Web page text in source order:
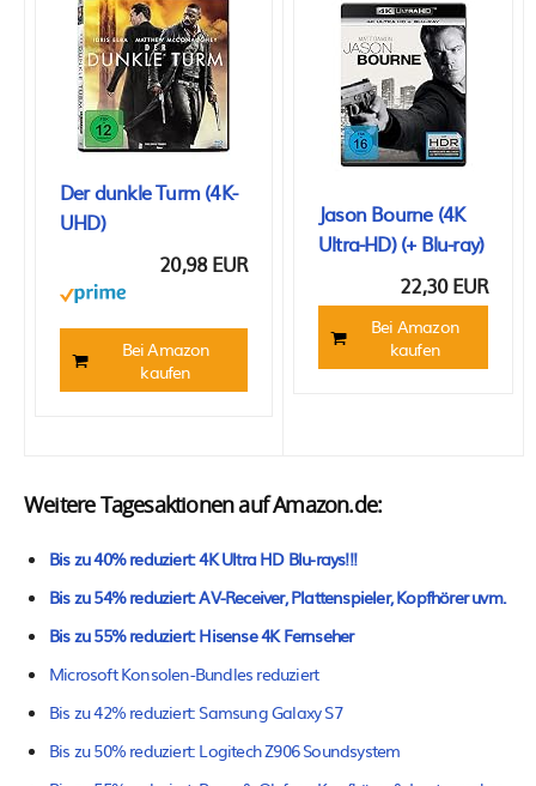
Der dunkle Turm (4K-
UHD)
20,98 EUR
Bei Amazon
kaufen
Jason Bourne (4K
Ultra-HD) (+ Blu-ray)
22,30 EUR
Bei Amazon
kaufen
Weitere Tagesaktionen auf Amazon.de:
Bis zu 40% reduziert: 4K Ultra HD Blu-rays!!!
Bis zu 54% reduziert: AV-Receiver, Plattenspieler, Kopfhörer uvm.
Bis zu 55% reduziert: Hisense 4K Fernseher
Microsoft Konsolen-Bundles reduziert
Bis zu 42% reduziert: Samsung Galaxy S7
Bis zu 50% reduziert: Logitech Z906 Soundsystem